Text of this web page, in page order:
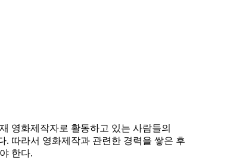
영화제작자로 활동하고 있는 사람들의
. 따라서 영화제작과 관련한 경력을 쌓은 후
한다.